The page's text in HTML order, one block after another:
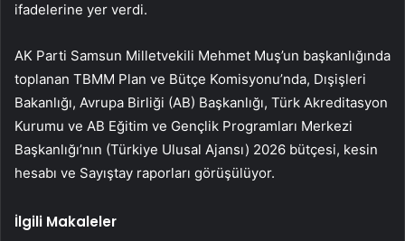
ifadelerine yer verdi.
AK Parti Samsun Milletvekili Mehmet Muş’un başkanlığında
toplanan TBMM Plan ve Bütçe Komisyonu’nda, Dışişleri
Bakanlığı, Avrupa Birliği (AB) Başkanlığı, Türk Akreditasyon
Kurumu ve AB Eğitim ve Gençlik Programları Merkezi
Başkanlığı’nın (Türkiye Ulusal Ajansı) 2026 bütçesi, kesin
hesabı ve Sayıştay raporları görüşülüyor.
İlgili Makaleler